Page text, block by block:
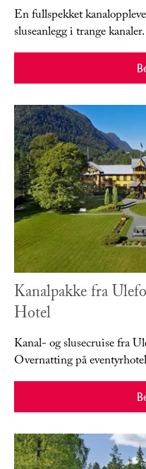
En fullspekket
sluseanlegg i trange
Kanalpakke fra
Hotel
Kanal- og slusecruise fra
Overnatting på